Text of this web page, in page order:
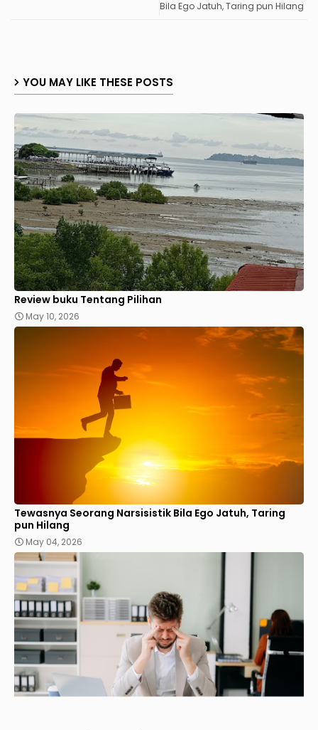
Bila Ego Jatuh, Taring pun Hilang
YOU MAY LIKE THESE POSTS
Review buku Tentang Pilihan
May 10, 2026
Tewasnya Seorang Narsisistik Bila Ego Jatuh, Taring
pun Hilang
May 04, 2026